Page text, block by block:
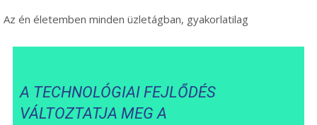
Az én életemben minden üzletágban, gyakorlatilag
A TECHNOLÓGIAI FEJLŐDÉS
VÁLTOZTATJA MEG A